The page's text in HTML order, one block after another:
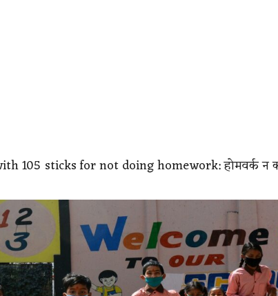
105 sticks for not doing homework: होमवर्क न